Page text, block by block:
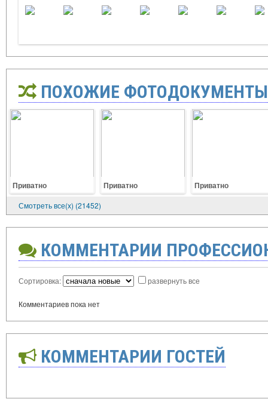
ПОХОЖИЕ ФОТОДОКУМЕНТЫ
Приватно Приватно Приватно
Смотреть все(х) (21452)
КОММЕНТАРИИ
Сортировка: развернуть все
Комментариев пока нет
КОММЕНТАРИИ ГОСТЕЙ